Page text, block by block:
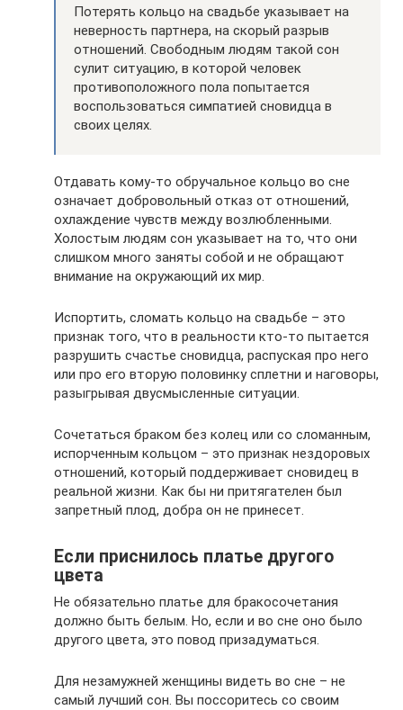
Потерять кольцо на свадьбе указывает на
неверность партнера, на скорый разрыв
отношений. Свободным людям такой сон
сулит ситуацию, в которой человек
противоположного пола попытается
воспользоваться симпатией сновидца в
своих целях.
Отдавать кому-то обручальное кольцо во сне
означает добровольный отказ от отношений,
охлаждение чувств между возлюбленными.
Холостым людям сон указывает на то, что они
слишком много заняты собой и не обращают
внимание на окружающий их мир.
Испортить, сломать кольцо на свадьбе – это
признак того, что в реальности кто-то пытается
разрушить счастье сновидца, распуская про него
или про его вторую половинку сплетни и наговоры,
разыгрывая двусмысленные ситуации.
Сочетаться браком без колец или со сломанным,
испорченным кольцом – это признак нездоровых
отношений, который поддерживает сновидец в
реальной жизни. Как бы ни притягателен был
запретный плод, добра он не принесет.
Если приснилось платье другого
цвета
Не обязательно платье для бракосочетания
должно быть белым. Но, если и во сне оно было
другого цвета, это повод призадуматься.
Для незамужней женщины видеть во сне – не
самый лучший сон. Вы поссоритесь со своим